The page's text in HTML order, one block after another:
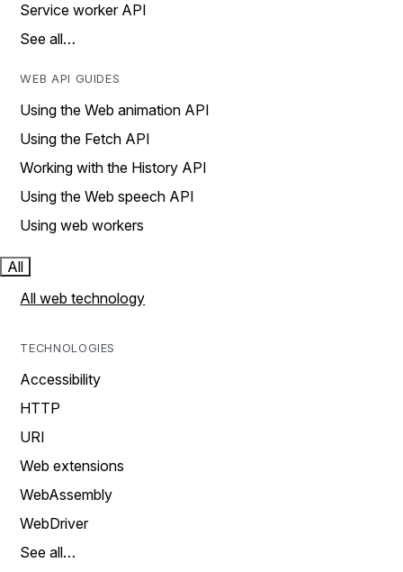
Service worker API
See all…
WEB API GUIDES
Using the Web animation API
Using the Fetch API
Working with the History API
Using the Web speech API
Using web workers
All
All web technology
TECHNOLOGIES
Accessibility
HTTP
URI
Web extensions
WebAssembly
WebDriver
See all…